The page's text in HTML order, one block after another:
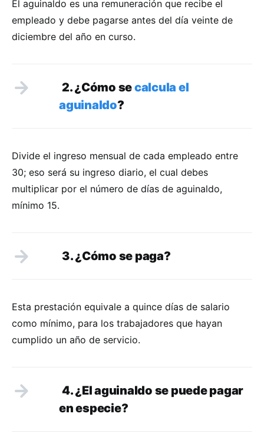
El aguinaldo es una remuneración que recibe el
empleado y debe pagarse antes del día veinte de
diciembre del año en curso.
2. ¿Cómo secalcula el
aguinaldo?
Divide el ingreso mensual de cada empleado entre
30; eso será su ingreso diario, el cual debes
multiplicar por el número de días de aguinaldo,
mínimo 15.
3. ¿Cómo se paga?
Esta prestación equivale a quince días de salario
como mínimo, para los trabajadores que hayan
cumplido un año de servicio.
4. ¿El aguinaldo se puede pagar
en especie?